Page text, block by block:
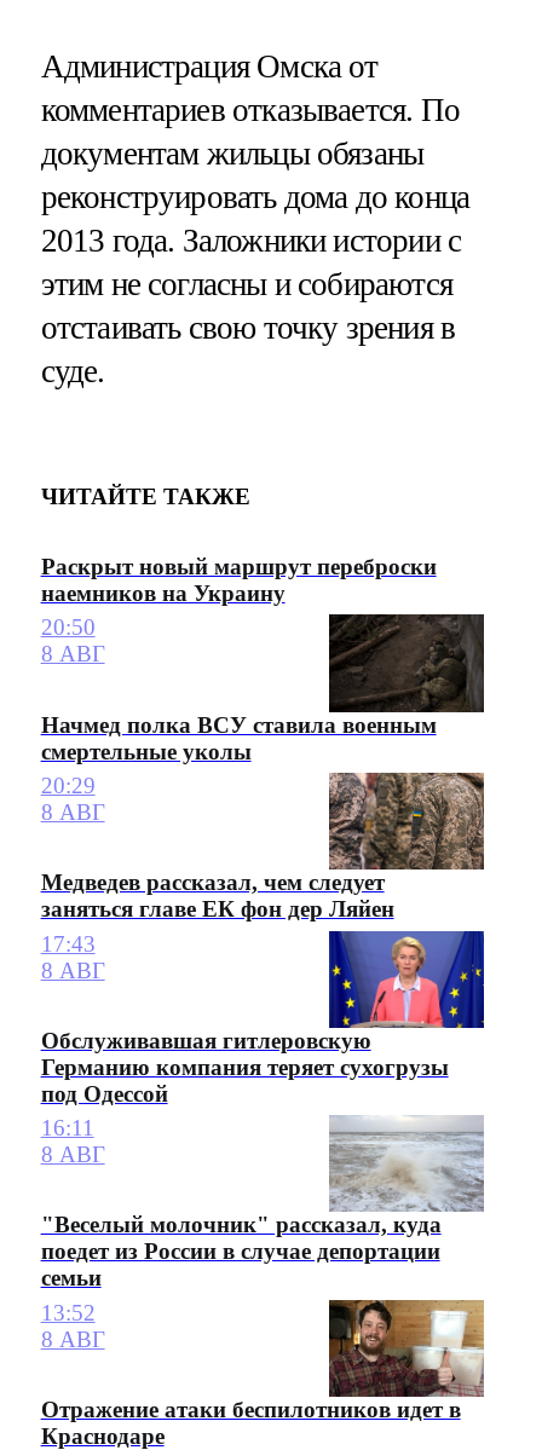
Администрация Омска от
комментариев отказывается. По
документам жильцы обязаны
реконструировать дома до конца
2013 года. Заложники истории с
этим не согласны и собираются
отстаивать свою точку зрения в
суде.
ЧИТАЙТЕ ТАКЖЕ
Раскрыт новый маршрут переброски
наемников на Украину
20:50
8 АВГ
Начмед полка ВСУ ставила военным
смертельные уколы
20:29
8 АВГ
Медведев рассказал, чем следует
заняться главе ЕК фон дер Ляйен
17:43
8 АВГ
Обслуживавшая гитлеровскую
Германию компания теряет сухогрузы
под Одессой
16:11
8 АВГ
"Веселый молочник" рассказал, куда
поедет из России в случае депортации
семьи
13:52
8 АВГ
Отражение атаки беспилотников идет в
Краснодаре